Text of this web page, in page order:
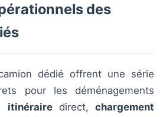
des
dédié offrent une série
pour les déménagements
itinérairedirect,chargement